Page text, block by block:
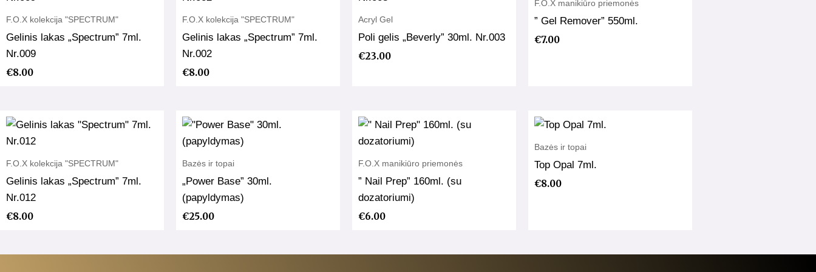
F.O.X kolekcija "SPECTRUM"
Gelinis lakas „Spectrum” 7ml.
Nr.009
€8.00
F.O.X kolekcija "SPECTRUM"
Gelinis lakas „Spectrum” 7ml.
Nr.002
€8.00
Acryl Gel
Poli gelis „Beverly” 30ml. Nr.003
€23.00
F.O.X manikiūro priemonės
” Gel Remover” 550ml.
€7.00
F.O.X kolekcija "SPECTRUM"
Gelinis lakas „Spectrum” 7ml.
Nr.012
€8.00
Bazės ir topai
„Power Base” 30ml.
(papyldymas)
€25.00
F.O.X manikiūro priemonės
” Nail Prep” 160ml. (su
dozatoriumi)
€6.00
Bazės ir topai
Top Opal 7ml.
€8.00